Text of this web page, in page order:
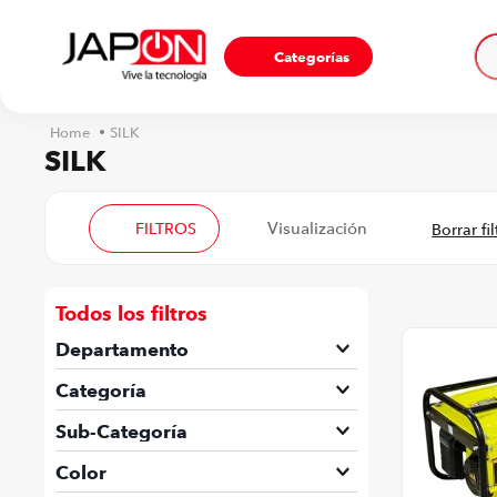
Categorías
SILK
SILK
FILTROS
Todos los filtros
Departamento
Ferretería
Categoría
Herramientas Eléctricas
Máquinaria industrial
Suministros de Ferretería
Sub-Categoría
Amoladoras
Color